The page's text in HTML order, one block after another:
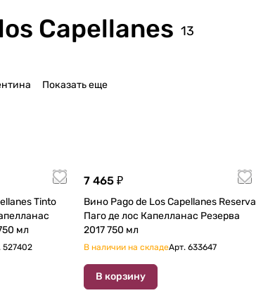
Capellanes 13
Показать еще
Tinto
мл
527402
7 465 ₽
Вино Pago de Los Capellanes Reserva
Паго де лос Капелланас Резерва
2017 750 мл
В наличии на складеАрт. 633647
В корзину